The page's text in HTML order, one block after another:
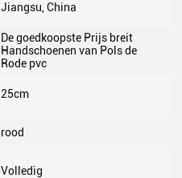
Jiangsu, China
De goedkoopste Prijs breit
Handschoenen van Pols de
Rode pvc
25cm
rood
Volledig